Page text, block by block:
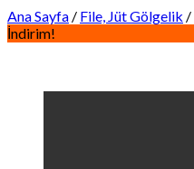
Ana Sayfa / File, Jüt Gölgelik /
İndirim!